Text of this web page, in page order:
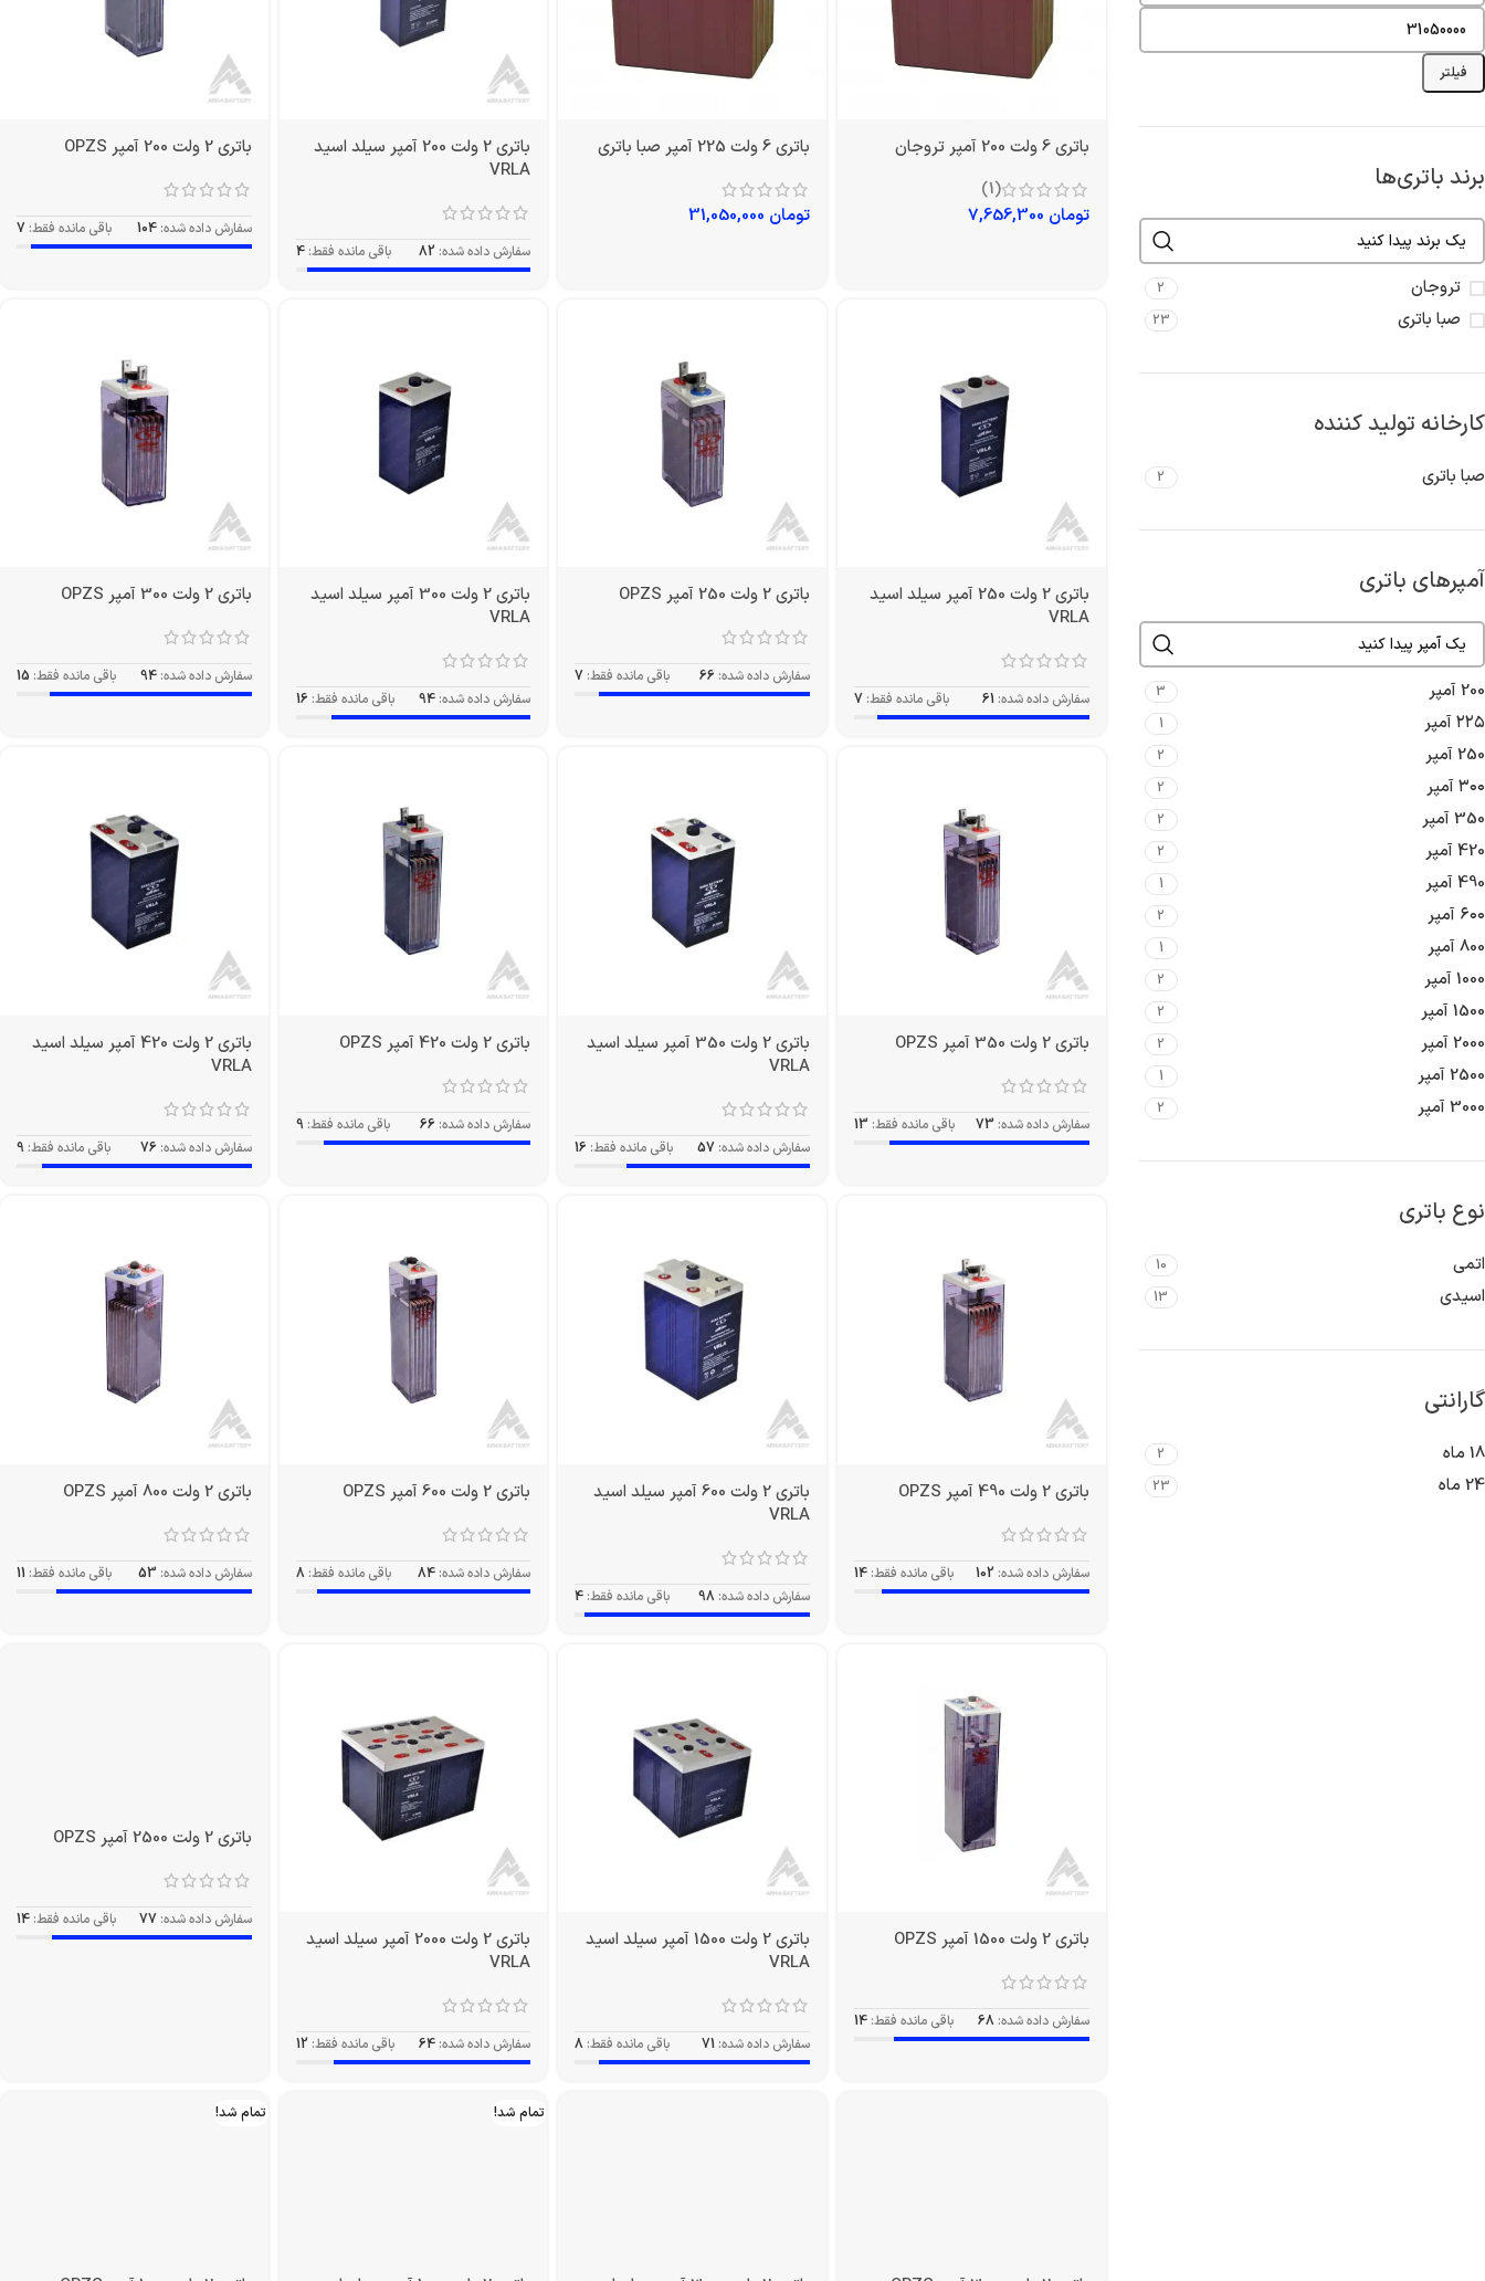
فیلتر
برند باتری‌ها
تروجان 2
صبا باتری 23
کارخانه تولید کننده
صبا باتری 2
آمپرهای باتری
200 آمپر 3
۲۲۵ آمپر 1
250 آمپر 2
۳۰۰ آمپر 2
350 آمپر 2
420 آمپر 2
490 آمپر 1
۶۰۰ آمپر 2
800 آمپر 1
1000 آمپر 2
1500 آمپر 2
2000 آمپر 2
2500 آمپر 1
3000 آمپر 2
نوع باتری
اتمی 10
اسیدی 13
گارانتی
18 ماه 2
24 ماه 23
باتری 6 ولت 200 آمپر تروجان
(1)
تومان
باتری 6 ولت 225 آمپر صبا باتری
تومان
باتری 2 ولت 200 آمپر سیلد اسید
VRLA
سفارش داده شده: 82 باقی مانده فقط: 4
باتری 2 ولت 200 آمپر OPZS
سفارش داده شده: 104 باقی مانده فقط: 7
باتری 2 ولت 250 آمپر سیلد اسید
VRLA
سفارش داده شده: 61 باقی مانده فقط: 7
باتری 2 ولت 250 آمپر OPZS
سفارش داده شده: 66 باقی مانده فقط: 7
باتری 2 ولت 300 آمپر سیلد اسید
VRLA
سفارش داده شده: 94 باقی مانده فقط: 16
باتری 2 ولت 300 آمپر OPZS
سفارش داده شده: 94 باقی مانده فقط: 15
باتری 2 ولت 350 آمپر OPZS
سفارش داده شده: 73 باقی مانده فقط: 13
باتری 2 ولت 350 آمپر سیلد اسید
VRLA
سفارش داده شده: 57 باقی مانده فقط: 16
باتری 2 ولت 420 آمپر OPZS
سفارش داده شده: 66 باقی مانده فقط: 9
باتری 2 ولت 420 آمپر سیلد اسید
VRLA
سفارش داده شده: 76 باقی مانده فقط: 9
باتری 2 ولت 490 آمپر OPZS
سفارش داده شده: 102 باقی مانده فقط: 14
باتری 2 ولت 600 آمپر سیلد اسید
VRLA
سفارش داده شده: 98 باقی مانده فقط: 4
باتری 2 ولت 600 آمپر OPZS
سفارش داده شده: 84 باقی مانده فقط: 8
باتری 2 ولت 800 آمپر OPZS
سفارش داده شده: 53 باقی مانده فقط: 11
باتری 2 ولت 1500 آمپر OPZS
سفارش داده شده: 68 باقی مانده فقط: 14
باتری 2 ولت 1500 آمپر سیلد اسید
VRLA
سفارش داده شده: 71 باقی مانده فقط: 8
باتری 2 ولت 2000 آمپر سیلد اسید
VRLA
سفارش داده شده: 64 باقی مانده فقط: 12
باتری 2 ولت 2500 آمپر OPZS
تمام شد! تمام شد!